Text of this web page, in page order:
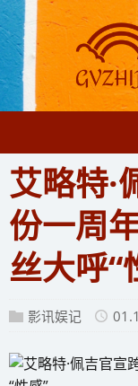
艾略特·
份一周
丝大呼“
影讯娱记